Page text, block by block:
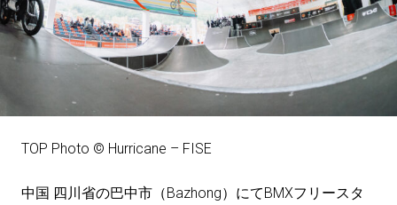
TOP Photo © Hurricane – FISE
中国 四川省の巴中市（Bazhong）にてBMXフリースタ